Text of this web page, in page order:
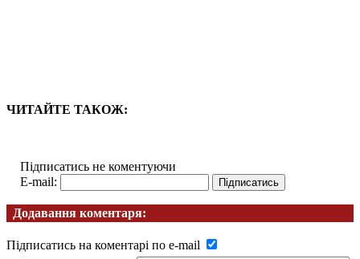
ЧИТАЙТЕ ТАКОЖ:
Підписатись не коментуючи
E-mail:
Додавання коментаря:
Підписатись на коментарі по e-mail